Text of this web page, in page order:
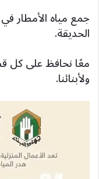
جمع مياه الأمطار
الحديقة.
معًا نحافظ على كل
ولأبنائنا.